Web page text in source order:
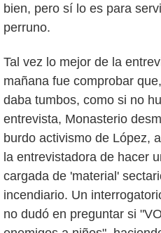
bien, pero sí lo es para
perruno.
Tal vez lo mejor de la
mañana fue comprobar
daba tumbos, como si no
entrevista, Monasterio
burdo activismo de López,
la entrevistadora de hacer
cargada de 'material'
incendiario. Un
no dudó en preguntar si